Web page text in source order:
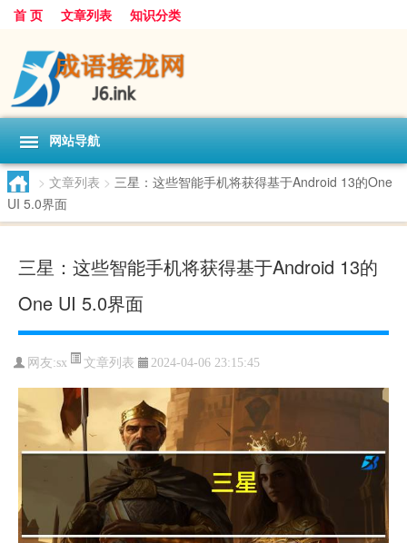
首 页 文章列表 知识分类
网站导航
> 文章列表 > 三星：这些智能手机将获得基于Android 13的One
UI 5.0界面
三星：这些智能手机将获得基于Android 13的
One UI 5.0界面
网友:sx 文章列表 2024-04-06 23:15:45